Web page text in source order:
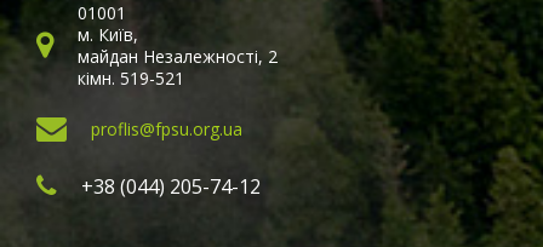
01001
м. Київ,
майдан Незалежності, 2
кімн. 519-521
proflis@fpsu.org.ua
+38 (044) 205-74-12